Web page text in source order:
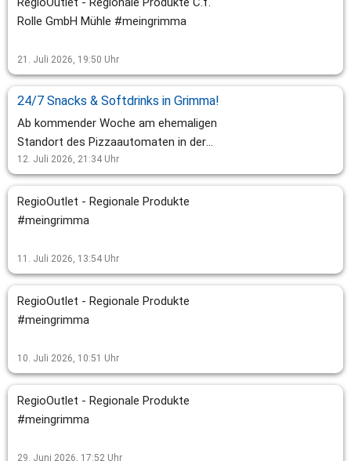
Rolle GmbH Mühle #meingrimma
21. Juli 2026, 19:50 Uhr
24/7 Snacks & Softdrinks in Grimma!
Ab kommender Woche am ehemaligen
Standort des Pizzaautomaten in der
Vorwerkstraße 29 in Grimma: Snacks &
Softdrinks 24/7
12. Juli 2026, 21:34 Uhr
RegioOutlet - Regionale Produkte
#meingrimma
11. Juli 2026, 13:54 Uhr
RegioOutlet - Regionale Produkte
#meingrimma
10. Juli 2026, 10:51 Uhr
RegioOutlet - Regionale Produkte
#meingrimma
29. Juni 2026, 17:52 Uhr